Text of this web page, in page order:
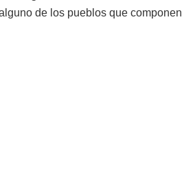
de los pueblos que